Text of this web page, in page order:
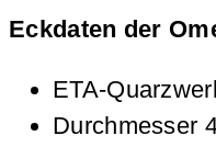
Eckdaten der
ETA-
Durchmesser